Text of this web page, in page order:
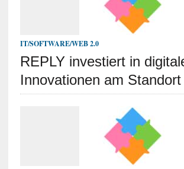
IT/SOFTWARE/WEB 2.0
REPLY investiert in
Innovationen am